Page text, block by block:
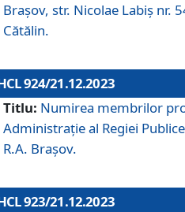
Brașov, str. Nicolae Labiș nr.
Cătălin.
924/21.12.2023
Titlu: Numirea membrilor
Administraţie al Regiei
R.A. Brașov.
923/21.12.2023